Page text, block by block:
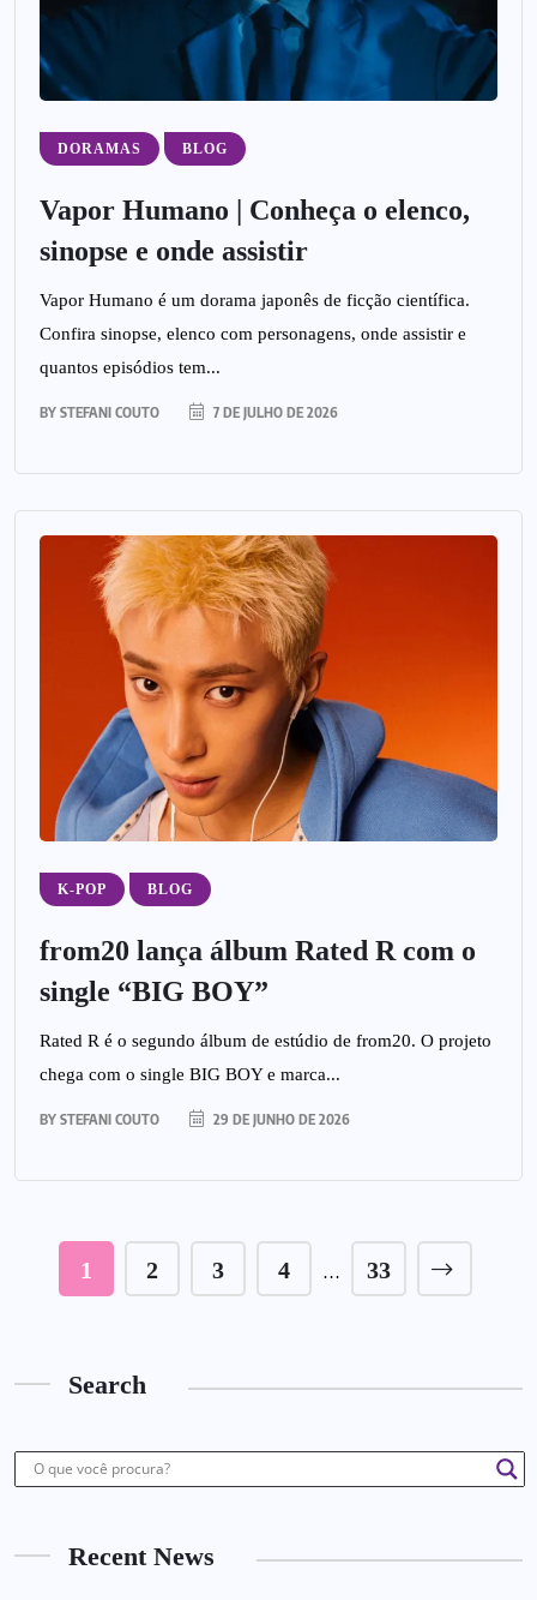
DORAMAS BLOG
Vapor Humano | Conheça o elenco,
sinopse e onde assistir
Vapor Humano é um dorama japonês de ficção científica.
Confira sinopse, elenco com personagens, onde assistir e
quantos episódios tem...
BY STEFANI COUTO 7 DE JULHO DE 2026
K-POP BLOG
from20 lança álbum Rated R com o
single “BIG BOY”
Rated R é o segundo álbum de estúdio de from20. O projeto
chega com o single BIG BOY e marca...
BY STEFANI COUTO 29 DE JUNHO DE 2026
1 2 3 4 … 33
Search
Recent News